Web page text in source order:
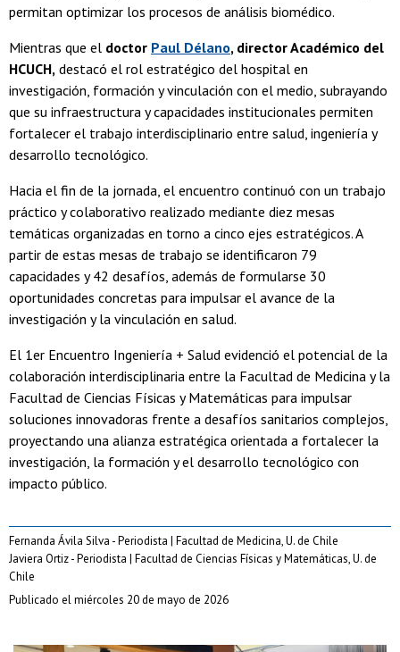
permitan optimizar los procesos de análisis biomédico.
Mientras que el doctor Paul Délano, director Académico del
HCUCH, destacó el rol estratégico del hospital en
investigación, formación y vinculación con el medio, subrayando
que su infraestructura y capacidades institucionales permiten
fortalecer el trabajo interdisciplinario entre salud, ingeniería y
desarrollo tecnológico.
Hacia el fin de la jornada, el encuentro continuó con un trabajo
práctico y colaborativo realizado mediante diez mesas
temáticas organizadas en torno a cinco ejes estratégicos. A
partir de estas mesas de trabajo se identificaron 79
capacidades y 42 desafíos, además de formularse 30
oportunidades concretas para impulsar el avance de la
investigación y la vinculación en salud.
El 1er Encuentro Ingeniería + Salud evidenció el potencial de la
colaboración interdisciplinaria entre la Facultad de Medicina y la
Facultad de Ciencias Físicas y Matemáticas para impulsar
soluciones innovadoras frente a desafíos sanitarios complejos,
proyectando una alianza estratégica orientada a fortalecer la
investigación, la formación y el desarrollo tecnológico con
impacto público.
Fernanda Ávila Silva - Periodista | Facultad de Medicina, U. de Chile
Javiera Ortiz - Periodista | Facultad de Ciencias Físicas y Matemáticas, U. de
Chile
Publicado el miércoles 20 de mayo de 2026